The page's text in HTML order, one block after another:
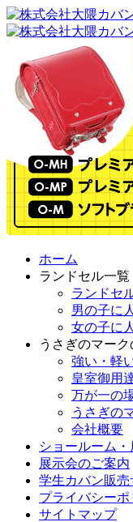
ホーム
ランドセル一覧
ランドセ
男の子に
女の子に
うさぎのマー
強い・軽
皇室御用
万が一の
うさぎの
会社概要
ショールーム
展示会のご案内
学生カバン販売
プライバシーポ
サイトマップ